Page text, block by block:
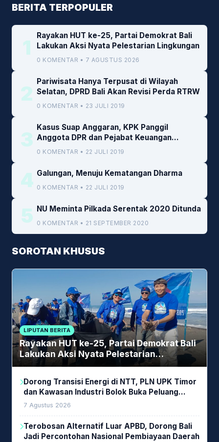
BERITA TERPOPULER
1
Rayakan HUT ke-25, Partai Demokrat Bali
Lakukan Aksi Nyata Pelestarian Lingkungan
0 KOMENTAR • 7 AGUSTUS 2026
2
Pariwisata Hanya Terpusat di Wilayah
Selatan, DPRD Bali Akan Revisi Perda RTRW
0 KOMENTAR • 23 JULI 2019
3
Kasus Suap Anggaran, KPK Panggil
Anggota DPR dan Pejabat Keuangan
Kemenkeu
0 KOMENTAR • 22 JULI 2019
4 Galungan, Menuju Kematangan Dharma
0 KOMENTAR • 22 JULI 2019
5 NU Meminta Pilkada Serentak 2020 Ditunda
0 KOMENTAR • 21 SEPTEMBER 2020
SOROTAN KHUSUS
LIPUTAN BERITA
Rayakan HUT ke-25, Partai Demokrat Bali
Lakukan Aksi Nyata Pelestarian
Lingkungan
Dorong Transisi Energi di NTT, PLN UPK Timor
dan Kawasan Industri Bolok Buka Peluang
Investasi Woodchip untuk Cofiring PLTU Bolok
7 Agustus 2026
Terobosan Alternatif Luar APBD, Dorong Bali
Jadi Percontohan Nasional Pembiayaan Daerah